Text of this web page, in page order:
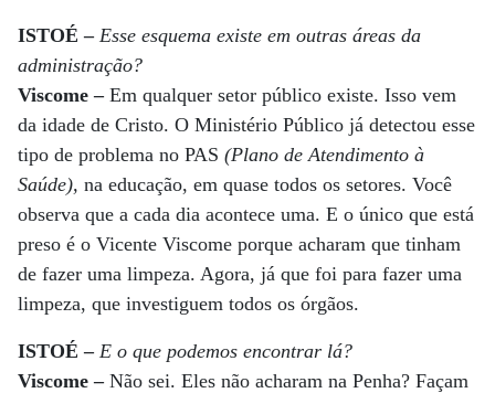
ISTOÉ – Esse esquema existe em outras áreas da
administração?
Viscome –Em qualquer setor público existe. Isso vem
da idade de Cristo. O Ministério Público já detectou esse
tipo de problema no PAS (Plano de Atendimento à
Saúde), na educação, em quase todos os setores. Você
observa que a cada dia acontece uma. E o único que está
preso é o Vicente Viscome porque acharam que tinham
de fazer uma limpeza. Agora, já que foi para fazer uma
limpeza, que investiguem todos os órgãos.
ISTOÉ – E o que podemos encontrar lá?
Viscome –Não sei. Eles não acharam na Penha? Façam